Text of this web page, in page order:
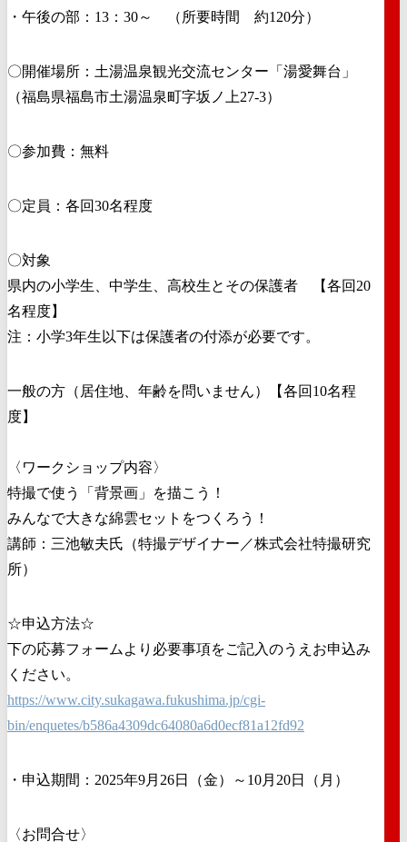
・午後の部：13：30～ （所要時間 約120分）
〇開催場所：土湯温泉観光交流センター「湯愛舞台」
（福島県福島市土湯温泉町字坂ノ上27-3）
〇参加費：無料
〇定員：各回30名程度
〇対象
県内の小学生、中学生、高校生とその保護者 【各回20
名程度】
注：小学3年生以下は保護者の付添が必要です。
一般の方（居住地、年齢を問いません）【各回10名程
度】
〈ワークショップ内容〉
特撮で使う「背景画」を描こう！
みんなで大きな綿雲セットをつくろう！
講師：三池敏夫氏（特撮デザイナー／株式会社特撮研究
所）
☆申込方法☆
下の応募フォームより必要事項をご記入のうえお申込み
ください。
https://www.city.sukagawa.fukushima.jp/cgi-
bin/enquetes/b586a4309dc64080a6d0ecf81a12fd92
・申込期間：2025年9月26日（金）～10月20日（月）
〈お問合せ〉